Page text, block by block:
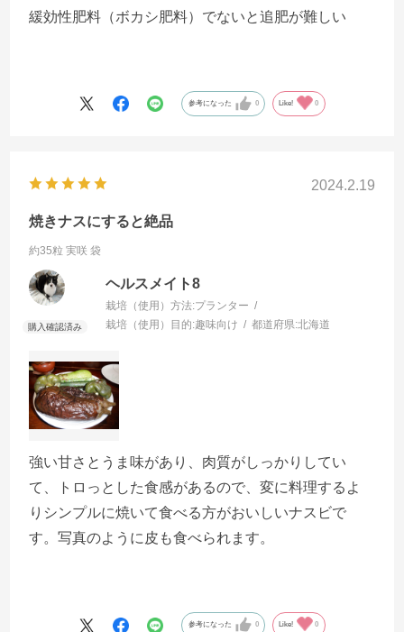
緩効性肥料（ボカシ肥料）でないと追肥が難しい
参考になった 0 Like! 0
2024.2.19
焼きナスにすると絶品
約35粒 実咲 袋
ヘルスメイト8
栽培（使用）方法:プランター
栽培（使用）目的:趣味向け 都道府県:北海道
強い甘さとうま味があり、肉質がしっかりしてい
て、トロっとした食感があるので、変に料理するよ
りシンプルに焼いて食べる方がおいしいナスビで
す。写真のように皮も食べられます。
参考になった 0 Like! 0